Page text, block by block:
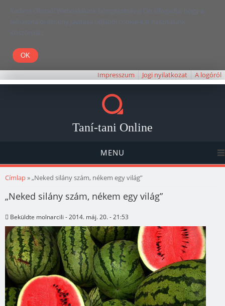
Kedves Olvasó! Weboldalunk böngészésével Ön elfogadja, hogy a
felhasználói élmény javítása céljából cookie-kat használunk.
Köszönjük!
Impresszum Jogi nyilatkozat A logóról
Taní-tani Online
MENU
Jelenlegi hely
Címlap» „Neked silány szám, nékem egy világ”
„Neked silány szám, nékem egy világ”
Beküldte molnarcili - 2014. máj. 20. - 21:53